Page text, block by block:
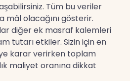
Tüm bu veriler
mâl olacağını gösterir.
diğer ek masraf kalemleri
tutarı etkiler. Sizin için en
karar verirken toplam
maliyet oranına dikkat